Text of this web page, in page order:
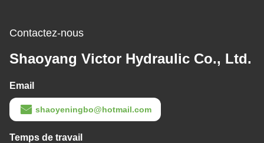
Contactez-nous
Shaoyang Victor Hydraulic Co., Ltd.
Email
shaoyeningbo@hotmail.com
Temps de travail